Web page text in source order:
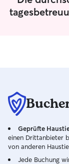
Geprüfte
einen Drittanbieter
von anderen
Jede Buchung